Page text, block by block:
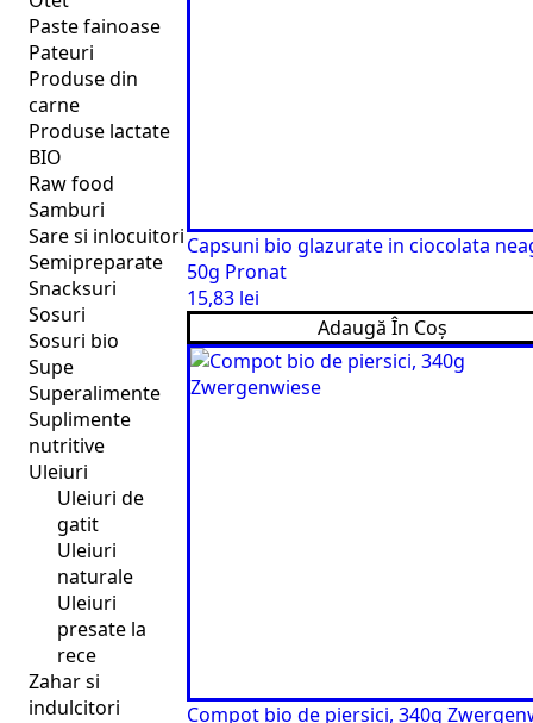
Paste fainoase
Pateuri
Produse din
carne
Produse lactate
BIO
Raw food
Samburi
Sare si inlocuitori
Semipreparate
Snacksuri
Sosuri
Sosuri bio
Supe
Superalimente
Suplimente
nutritive
Uleiuri
Uleiuri de
gatit
Uleiuri
naturale
Uleiuri
presate la
rece
Zahar si
indulcitori
Capsuni bio glazurate in ciocolata
50g Pronat
15,83 lei
Adaugă În Coș
Compot bio de piersici, 340g